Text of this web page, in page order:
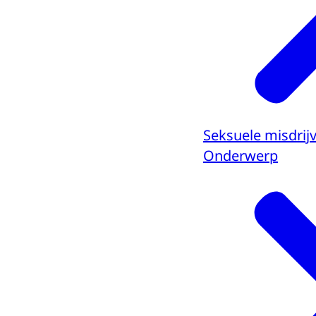
Seksuele
Onderwerp